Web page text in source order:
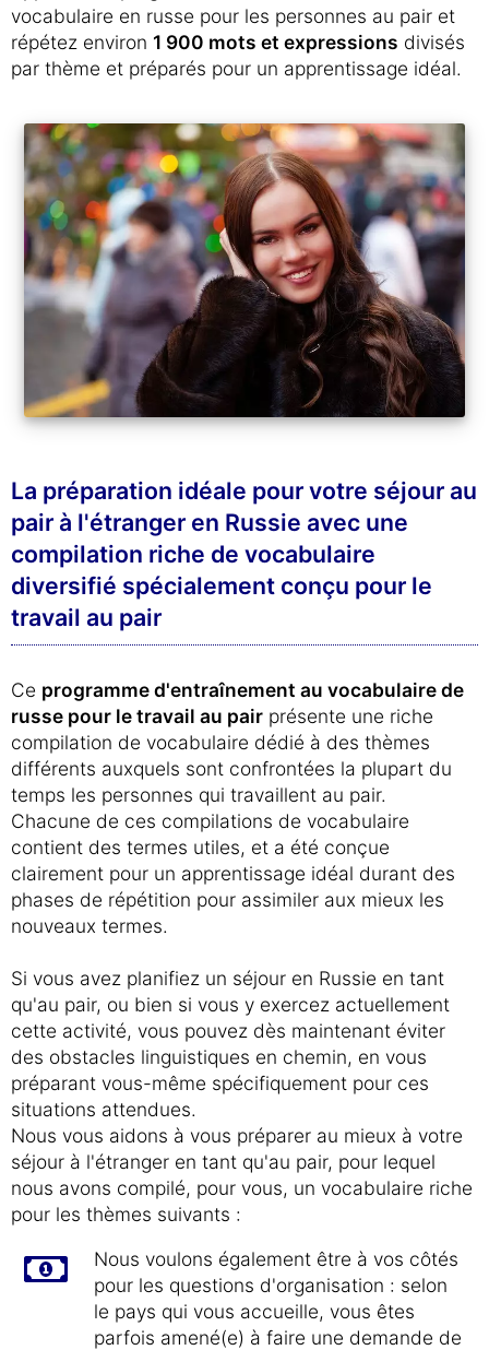
vocabulaire en russe pour les personnes au pair et
répétez environ 1 900 mots et expressions divisés
par thème et préparés pour un apprentissage idéal.
La préparation idéale pour votre séjour au
pair à l'étranger en Russie avec une
compilation riche de vocabulaire
diversifié spécialement conçu pour le
travail au pair
Ce programme d'entraînement au vocabulaire de
russe pour le travail au pair présente une riche
compilation de vocabulaire dédié à des thèmes
différents auxquels sont confrontées la plupart du
temps les personnes qui travaillent au pair.
Chacune de ces compilations de vocabulaire
contient des termes utiles, et a été conçue
clairement pour un apprentissage idéal durant des
phases de répétition pour assimiler aux mieux les
nouveaux termes.
Si vous avez planifiez un séjour en Russie en tant
qu'au pair, ou bien si vous y exercez actuellement
cette activité, vous pouvez dès maintenant éviter
des obstacles linguistiques en chemin, en vous
préparant vous-même spécifiquement pour ces
situations attendues.
Nous vous aidons à vous préparer au mieux à votre
séjour à l'étranger en tant qu'au pair, pour lequel
nous avons compilé, pour vous, un vocabulaire riche
pour les thèmes suivants :
Nous voulons également être à vos côtés
pour les questions d'organisation : selon
le pays qui vous accueille, vous êtes
parfois amené(e) à faire une demande de